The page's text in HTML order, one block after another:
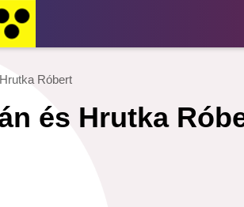
Róbert
és Hrutka